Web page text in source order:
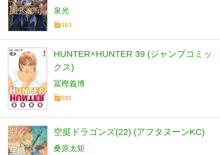
泉光
163
HUNTER×HUNTER 39 (ジャンプコミッ
クス)
冨樫義博
591
空挺ドラゴンズ(22) (アフタヌーンKC)
桑原太矩